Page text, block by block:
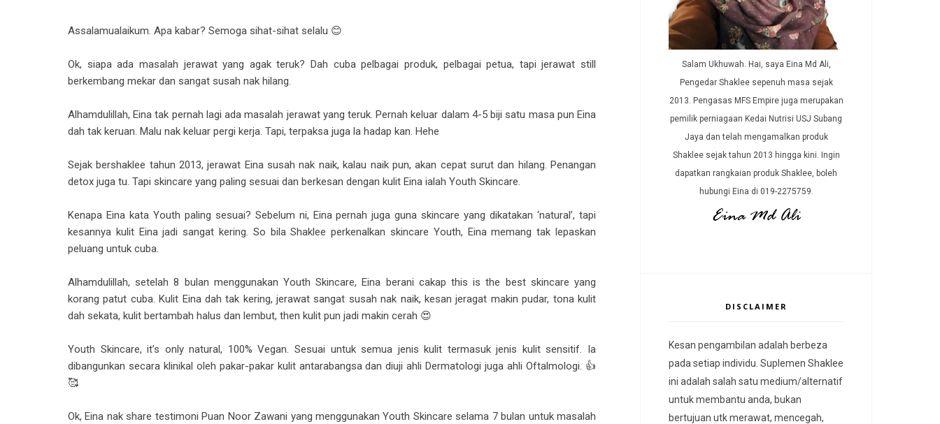
Assalamualaikum. Apa kabar? Semoga sihat-sihat selalu 😊
Ok, siapa ada masalah jerawat yang agak teruk? Dah cuba pelbagai produk, pelbagai petua, tapi jerawat still
berkembang mekar dan sangat susah nak hilang.
Alhamdulillah, Eina tak pernah lagi ada masalah jerawat yang teruk. Pernah keluar dalam 4-5 biji satu masa pun Eina
dah tak keruan. Malu nak keluar pergi kerja. Tapi, terpaksa juga la hadap kan. Hehe
Sejak bershaklee tahun 2013, jerawat Eina susah nak naik, kalau naik pun, akan cepat surut dan hilang. Penangan
detox juga tu. Tapi skincare yang paling sesuai dan berkesan dengan kulit Eina ialah Youth Skincare.
Kenapa Eina kata Youth paling sesuai? Sebelum ni, Eina pernah juga guna skincare yang dikatakan ‘natural’, tapi
kesannya kulit Eina jadi sangat kering. So bila Shaklee perkenalkan skincare Youth, Eina memang tak lepaskan
peluang untuk cuba.
Alhamdulillah, setelah 8 bulan menggunakan Youth Skincare, Eina berani cakap this is the best skincare yang
korang patut cuba. Kulit Eina dah tak kering, jerawat sangat susah nak naik, kesan jeragat makin pudar, tona kulit
dah sekata, kulit bertambah halus dan lembut, then kulit pun jadi makin cerah 😍
Youth Skincare, it’s only natural, 100% Vegan. Sesuai untuk semua jenis kulit termasuk jenis kulit sensitif. Ia
dibangunkan secara klinikal oleh pakar-pakar kulit antarabangsa dan diuji ahli Dermatologi juga ahli Oftalmologi. 👍
🥰
Ok, Eina nak share testimoni Puan Noor Zawani yang menggunakan Youth Skincare selama 7 bulan untuk masalah
Salam Ukhuwah. Hai, saya Eina Md Ali,
Pengedar Shaklee sepenuh masa sejak
2013. Pengasas MFS Empire juga merupakan
pemilik perniagaan Kedai Nutrisi USJ Subang
Jaya dan telah mengamalkan produk
Shaklee sejak tahun 2013 hingga kini. Ingin
dapatkan rangkaian produk Shaklee, boleh
hubungi Eina di 019-2275759.
DISCLAIMER
Kesan pengambilan adalah berbeza
pada setiap individu. Suplemen Shaklee
ini adalah salah satu medium/alternatif
untuk membantu anda, bukan
bertujuan utk merawat, mencegah,